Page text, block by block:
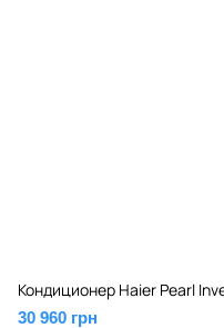
Кондиционер Haier Pearl
30 960 грн